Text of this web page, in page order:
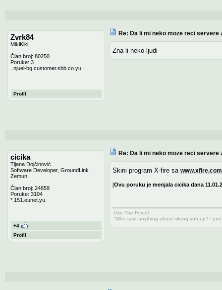
Zvrk84
MikiKiki
Član broj: 80250
Poruke: 3
..njuel-bg.customer.sbb.co.yu.
Profil
Re: Da li mi neko moze reci servere
Zna li neko ljudi
cicika
Tijana Dojčinović
Software Developer, GroundLink
Zemun
Član broj: 24659
Poruke: 3104
*.151.eunet.yu.
+4
Profil
Re: Da li mi neko moze reci servere
Skini program X-fire sa www.xfire.com
[Ovu poruku je menjala cicika dana
Use The Force!
“Who said anything about slicing you up? I